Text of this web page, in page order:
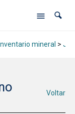
Inventario mineral >
Voltar